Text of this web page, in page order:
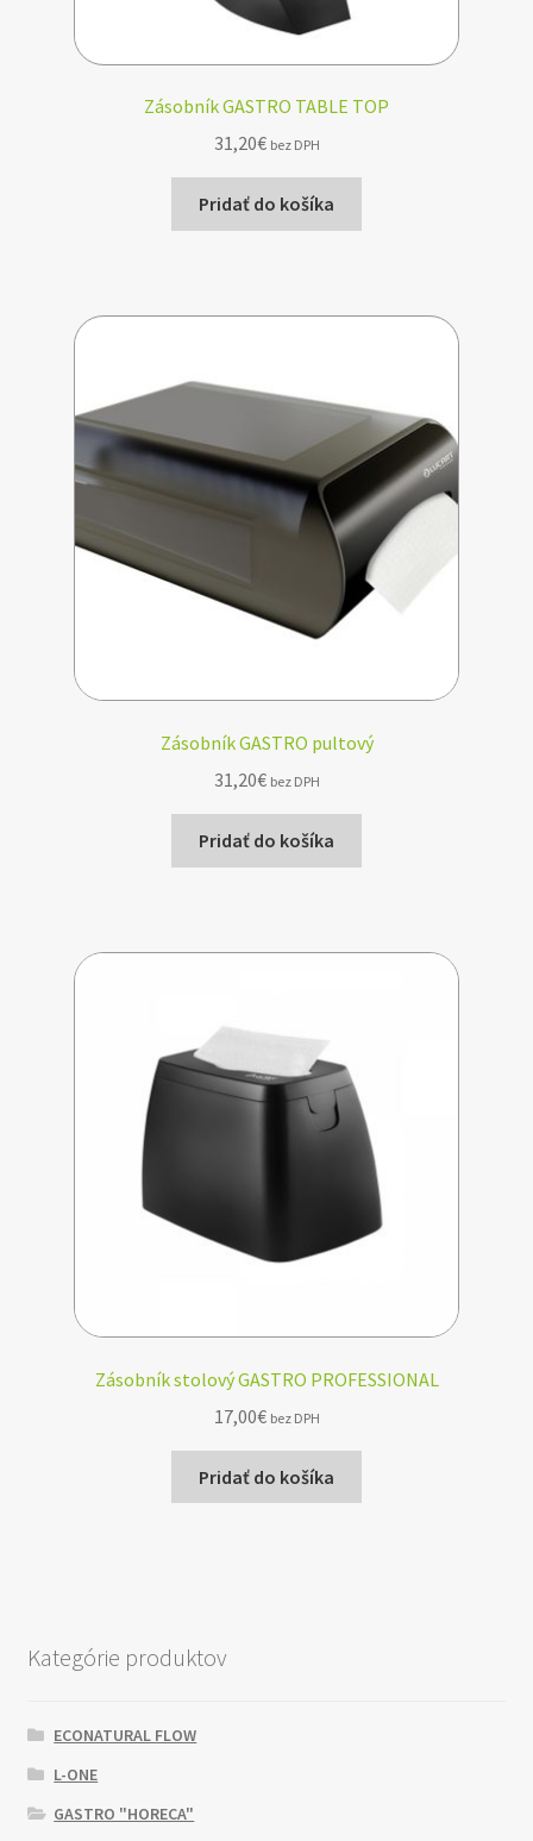
Zásobník GASTRO TABLE TOP
31,20€ bez DPH
Pridať do košíka
Zásobník GASTRO pultový
31,20€ bez DPH
Pridať do košíka
Zásobník stolový GASTRO PROFESSIONAL
17,00€ bez DPH
Pridať do košíka
Kategórie produktov
ECONATURAL FLOW
L-ONE
GASTRO "HORECA"